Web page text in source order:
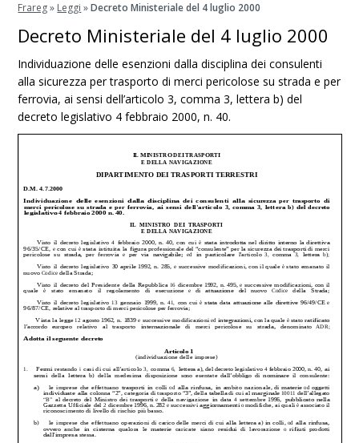
Frareg» Leggi »Decreto Ministeriale del 4 luglio 2000
Decreto Ministeriale del 4 luglio 2000
Individuazione delle esenzioni dalla disciplina dei consulenti
alla sicurezza per trasporto di merci pericolose su strada e per
ferrovia, ai sensi dell’articolo 3, comma 3, lettera b) del
decreto legislativo 4 febbraio 2000, n. 40.